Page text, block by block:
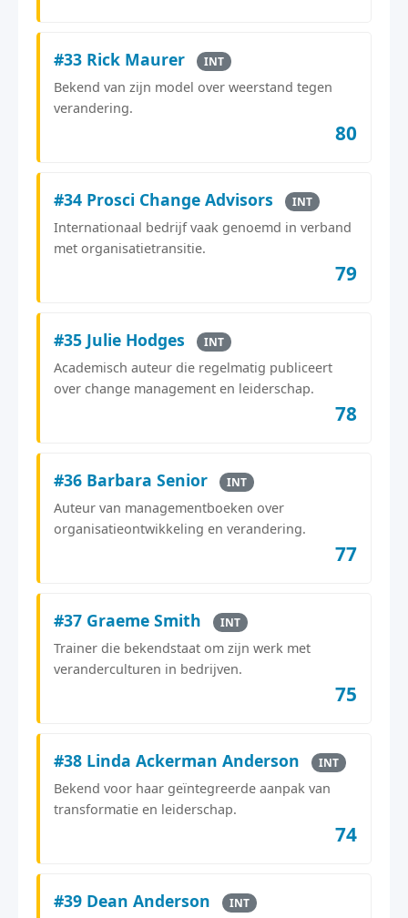
#33 Rick Maurer INT
Bekend van zijn model over weerstand tegen
verandering.
80
#34 Prosci Change Advisors INT
Internationaal bedrijf vaak genoemd in verband
met organisatietransitie.
79
#35 Julie Hodges INT
Academisch auteur die regelmatig publiceert
over change management en leiderschap.
78
#36 Barbara Senior INT
Auteur van managementboeken over
organisatieontwikkeling en verandering.
77
#37 Graeme Smith INT
Trainer die bekendstaat om zijn werk met
veranderculturen in bedrijven.
75
#38 Linda Ackerman Anderson INT
Bekend voor haar geïntegreerde aanpak van
transformatie en leiderschap.
74
#39 Dean Anderson INT